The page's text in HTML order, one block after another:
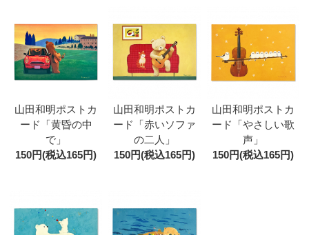
山田和明ポストカ
ード「黄昏の中
で」
150円(税込165円)
山田和明ポストカ
ード「赤いソファ
の二人」
150円(税込165円)
山田和明ポストカ
ード「やさしい歌
声」
150円(税込165円)